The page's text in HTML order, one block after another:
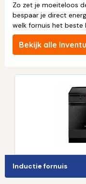
Zo zet je moeiteloos
bespaar je direct
welk fornuis het beste
Bekijk alle
Inductie fornuis